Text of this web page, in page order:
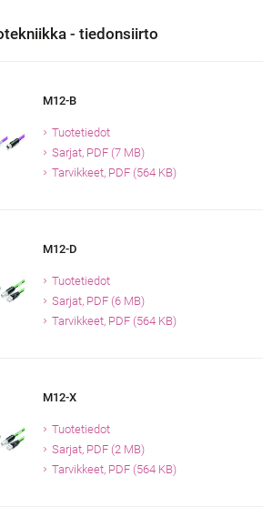
- tiedonsiirto
M12-B
Tuotetiedot
Sarjat, PDF (7 MB)
Tarvikkeet, PDF (564 KB)
M12-D
Tuotetiedot
Sarjat, PDF (6 MB)
Tarvikkeet, PDF (564 KB)
M12-X
Tuotetiedot
Sarjat, PDF (2 MB)
Tarvikkeet, PDF (564 KB)